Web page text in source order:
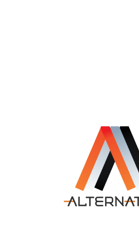
Zëvendëskryeministri i
Ministri për Çështje
Sali, mori pjesë në
Këshillit për Zhvillim